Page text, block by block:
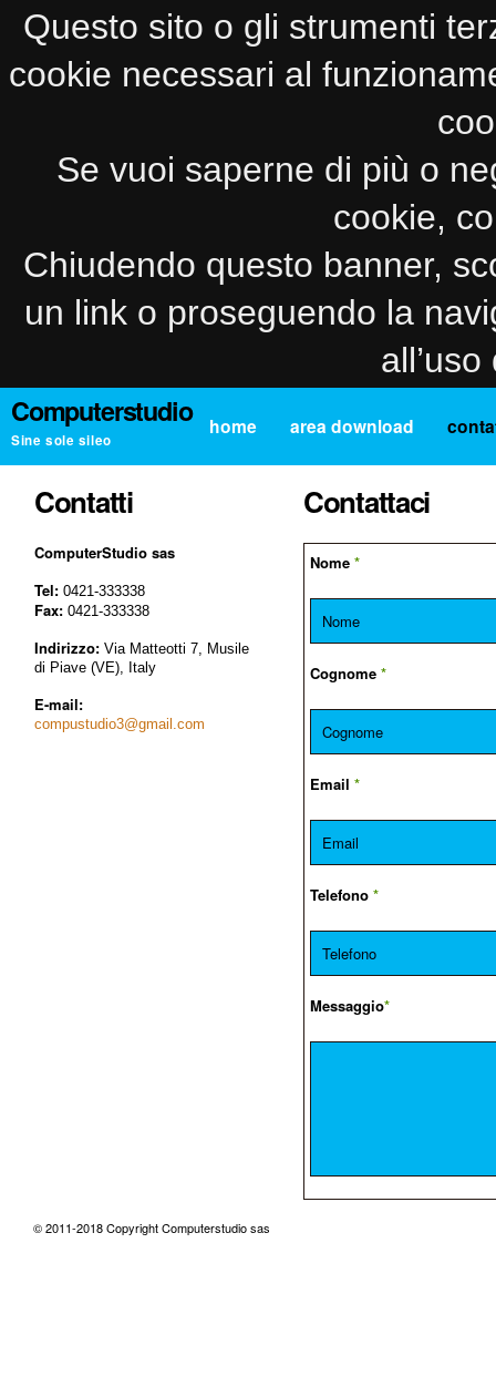
Questo sito o gli strumenti
cookie necessari al
Se vuoi saperne di più o
cookie,
Chiudendo questo banner,
un link o proseguendo la
Computerstudio
Sine sole sileo
home area download
Contatti
ComputerStudio sas
Tel: 0421-333338
Fax: 0421-333338
Indirizzo: Via Matteotti 7, Musile
di Piave (VE), Italy
E-mail:
compustudio3@gmail.com
Contattaci
Nome *
Cognome *
Email *
Telefono *
Messaggio*
© 2011-2018 Copyright Computerstudio sas